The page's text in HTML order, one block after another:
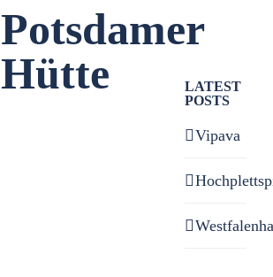
Potsdamer
Hütte
LATEST
POSTS
Vipava